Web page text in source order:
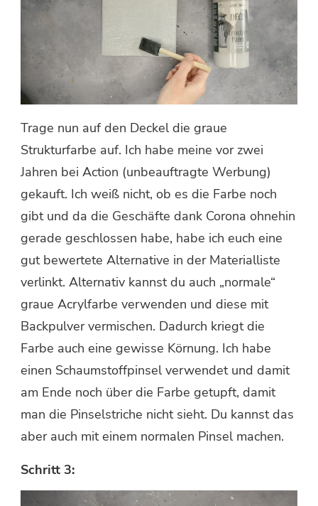
Trage nun auf den Deckel die graue
Strukturfarbe auf. Ich habe meine vor zwei
Jahren bei Action (unbeauftragte Werbung)
gekauft. Ich weiß nicht, ob es die Farbe noch
gibt und da die Geschäfte dank Corona ohnehin
gerade geschlossen habe, habe ich euch eine
gut bewertete Alternative in der Materialliste
verlinkt. Alternativ kannst du auch „normale“
graue Acrylfarbe verwenden und diese mit
Backpulver vermischen. Dadurch kriegt die
Farbe auch eine gewisse Körnung. Ich habe
einen Schaumstoffpinsel verwendet und damit
am Ende noch über die Farbe getupft, damit
man die Pinselstriche nicht sieht. Du kannst das
aber auch mit einem normalen Pinsel machen.
Schritt 3: